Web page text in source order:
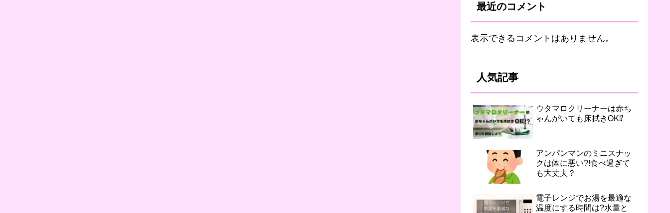
最近のコメント
表示できるコメントはありません。
人気記事
ウタマロクリーナーは赤ち
ゃんがいても床拭きOK⁉︎
アンパンマンのミニスナッ
クは体に悪い?!食べ過ぎて
も大丈夫？
電子レンジでお湯を最適な
温度にする時間は?水量と